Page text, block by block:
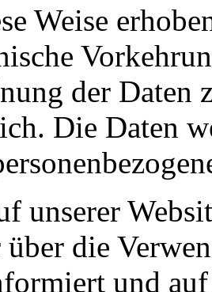
Weise
der Daten
Die Daten
unserer
die
und